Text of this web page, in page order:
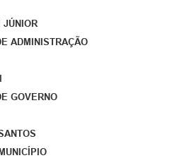
JÚNIOR
ADMINISTRAÇÃO
GOVERNO